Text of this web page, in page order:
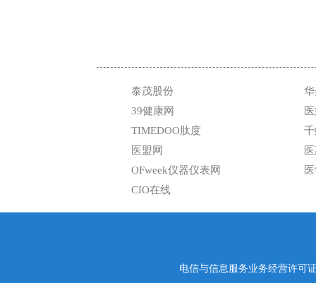
泰茂股份
39健康网
TIMEDOO肽度
医盟网
OFweek仪器仪表网
CIO在线
电信与信息服务业务经营许可